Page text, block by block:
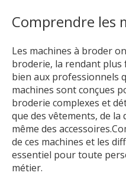
Comprendre les
Les machines à broder
broderie, la rendant plus
bien aux professionnels
machines sont conçues
broderie complexes et
que des vêtements, de
même des
de ces machines et les
essentiel pour toute
métier.